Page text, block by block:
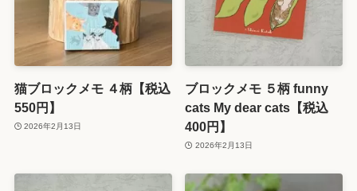
猫ブロックメモ ４柄【税込
550円】
2026年2月13日
ブロックメモ ５柄 funny
cats My dear cats【税込
400円】
2026年2月13日